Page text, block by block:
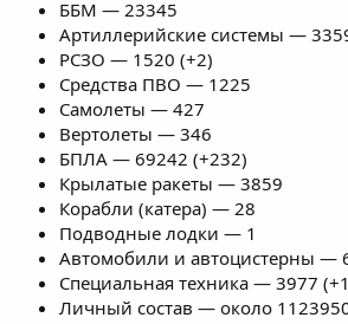
ББМ — 23345
Артиллерийские системы —
РСЗО — 1520 (+2)
Средства ПВО — 1225
Самолеты — 427
Вертолеты — 346
БПЛА — 69242 (+232)
Крылатые ракеты — 3859
Корабли (катера) — 28
Подводные лодки — 1
Автомобили и автоцистерны —
Специальная техника — 3977
Личный состав — около